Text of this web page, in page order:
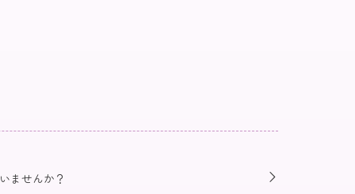
ませんか？